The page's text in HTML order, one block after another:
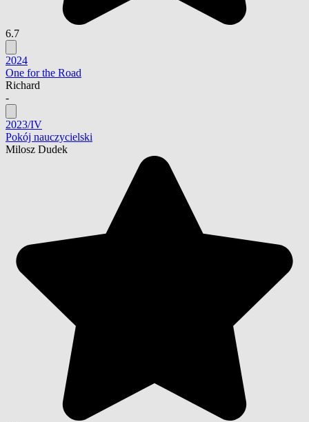
6.7
2024
One for the Road
Richard
-
2023/IV
Pokój nauczycielski
Milosz Dudek